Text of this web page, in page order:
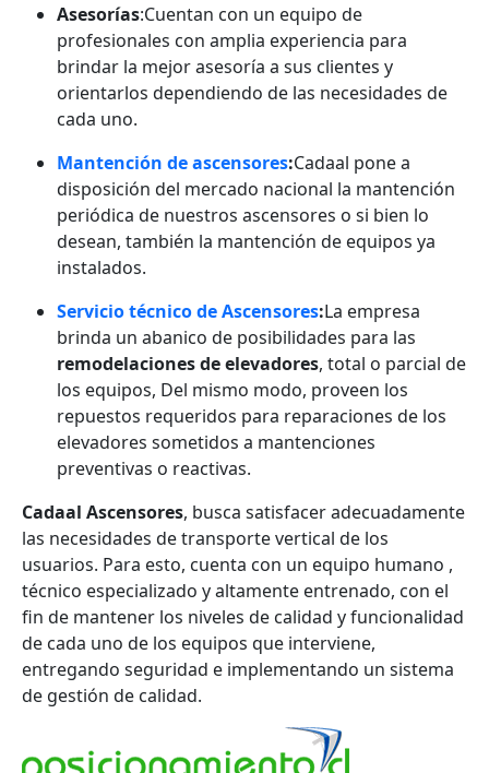
Asesorías:Cuentan con un equipo de
profesionales con amplia experiencia para
brindar la mejor asesoría a sus clientes y
orientarlos dependiendo de las necesidades de
cada uno.
Mantención de ascensores:Cadaal pone a
disposición del mercado nacional la mantención
periódica de nuestros ascensores o si bien lo
desean, también la mantención de equipos ya
instalados.
Servicio técnico de Ascensores:La empresa
brinda un abanico de posibilidades para las
remodelaciones de elevadores, total o parcial de
los equipos, Del mismo modo, proveen los
repuestos requeridos para reparaciones de los
elevadores sometidos a mantenciones
preventivas o reactivas.
Cadaal Ascensores, busca satisfacer adecuadamente
las necesidades de transporte vertical de los
usuarios. Para esto, cuenta con un equipo humano ,
técnico especializado y altamente entrenado, con el
fin de mantener los niveles de calidad y funcionalidad
de cada uno de los equipos que interviene,
entregando seguridad e implementando un sistema
de gestión de calidad.